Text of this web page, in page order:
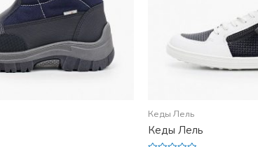
Кеды Лель
Кеды Лель